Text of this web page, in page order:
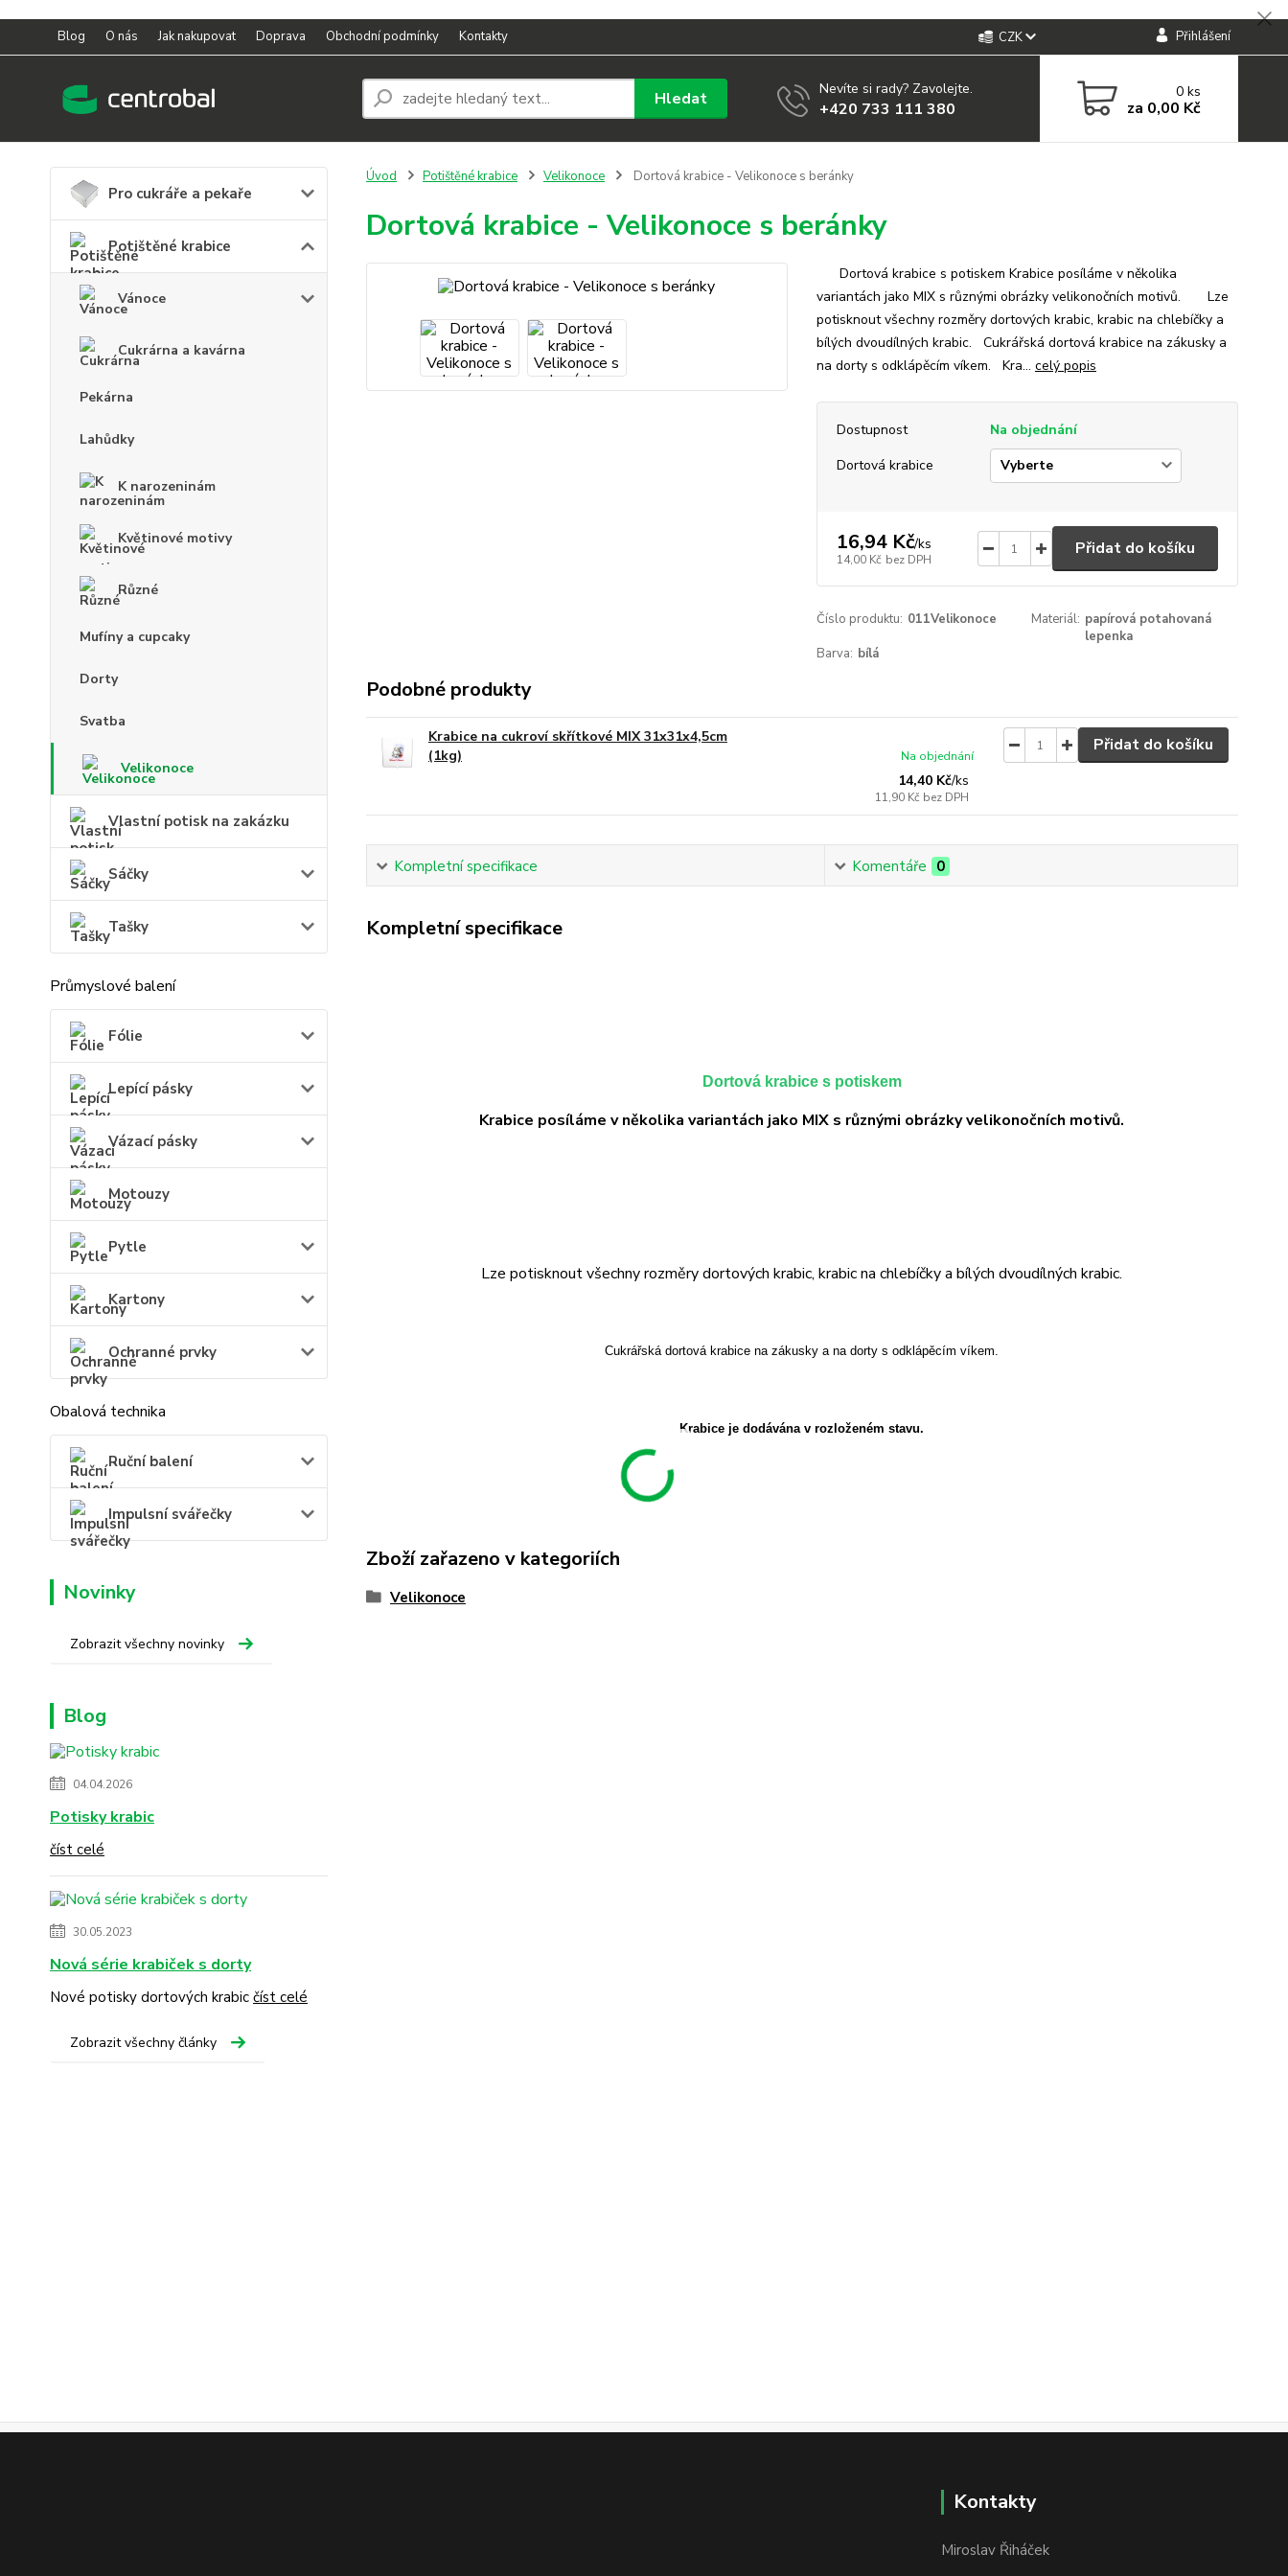
Blog O nás Jak nakupovat Doprava Obchodní podmínky Kontakty CZK Přihlášení
Hledat Nevíte si rady? Zavolejte.
+420 733 111 380
0ks
za 0,00 Kč
Pro cukráře a pekaře
Potištěné krabice
Vánoce
Cukrárna a kavárna
Pekárna
Lahůdky
K narozeninám
Květinové motivy
Různé
Mufíny a cupcaky
Dorty
Svatba
Velikonoce
Vlastní potisk na zakázku
Sáčky
Tašky
Průmyslové balení
Fólie
Lepící pásky
Vázací pásky
Motouzy
Pytle
Kartony
Ochranné prvky
Obalová technika
Ruční balení
Impulsní svářečky
Novinky
Zobrazit všechny novinky
Blog
04.04.2026
Potisky krabic
číst celé
30.05.2023
Nová série krabiček s dorty
Nové potisky dortových krabic číst celé
Zobrazit všechny články
Úvod Potištěné krabice Velikonoce Dortová krabice - Velikonoce s beránky
Dortová krabice - Velikonoce s beránky
Dortová krabice s potiskem Krabice posíláme v několika
variantách jako MIX s různými obrázky velikonočních motivů. Lze
potisknout všechny rozměry dortových krabic, krabic na chlebíčky a
bílých dvoudílných krabic. Cukrářská dortová krabice na zákusky a
na dorty s odklápěcím víkem. Kra... celý popis
Dostupnost
Na objednání
Dortová krabice
16,94 Kč/ks
14,00 Kč bez DPH
Přidat do košíku
Číslo produktu: 011Velikonoce Materiál: papírová potahovaná
lepenka
Barva: bílá
Podobné produkty
Krabice na cukroví skřítkové MIX 31x31x4,5cm
(1kg)
14,40 Kč/ks
11,90 Kč bez DPH
Na objednání
Přidat do košíku
Kompletní specifikace Komentáře 0
Kompletní specifikace
Dortová krabice s potiskem
Krabice posíláme v několika variantách jako MIX s různými obrázky velikonočních motivů.
Lze potisknout všechny rozměry dortových krabic, krabic na chlebíčky a bílých dvoudílných krabic.
Cukrářská dortová krabice na zákusky a na dorty s odklápěcím víkem.
Krabice je dodávána v rozloženém stavu.
Zboží zařazeno v kategoriích
Velikonoce
Kontakty
Miroslav Řiháček